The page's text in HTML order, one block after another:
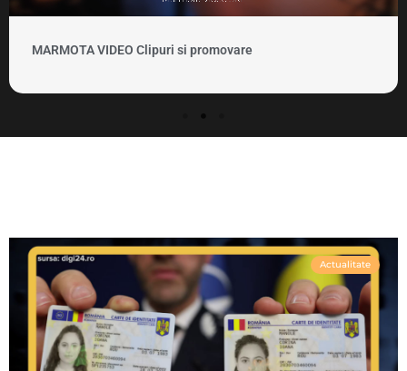
MARMOTA VIDEO Clipuri si promovare
Actualitate